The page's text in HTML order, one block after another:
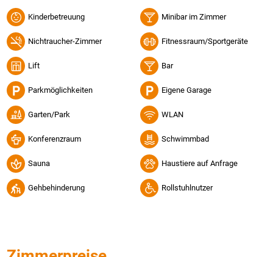
Kinderbetreuung Minibar im Zimmer
Nichtraucher-Zimmer Fitnessraum/Sportgeräte
Lift Bar
Parkmöglichkeiten Eigene Garage
Garten/Park WLAN
Konferenzraum Schwimmbad
Sauna Haustiere auf Anfrage
Gehbehinderung Rollstuhlnutzer